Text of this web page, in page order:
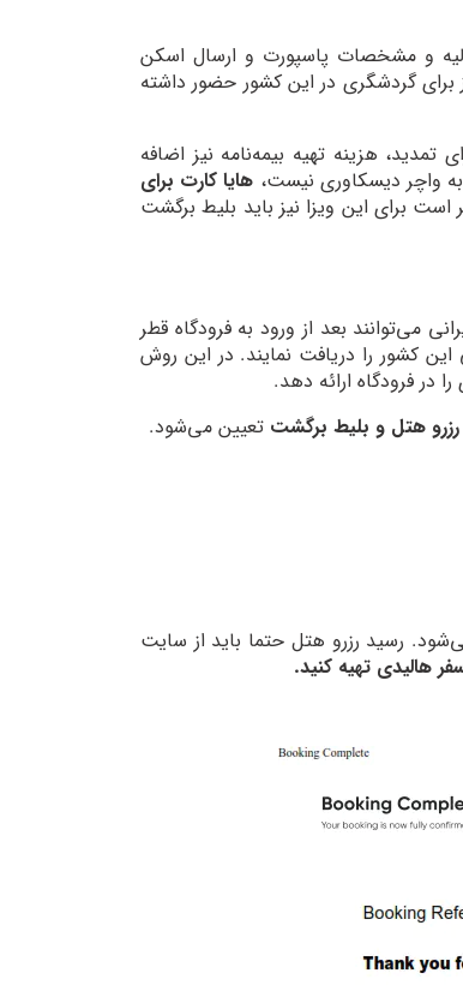
ثبت اطلاعات اولیه و مشخصات پاسپورت و ارسال اسکن
و عکس، هایا کارت صادر خواهد شد. با داشتن این کارت، می‌توانید تا 30 روز برای گردشگری در این کشور حضور داشته
امکان تمدید 30 روزه آن است. برای تمدید، هزینه تهیه بیمه‌نامه نیز اضافه
واچر دیسکاوری نیست، هایا کارت برای
است برای این ویزا نیز باید بلیط برگشت
می‌توانند بعد از ورود به فرودگاه قطر
کشور را دریافت نمایند. در این روش
هتل و بلیط برگشت تعیین می‌شود.
رسید رزرو هتل حتما باید از سایت
هالیدی تهیه کنید.